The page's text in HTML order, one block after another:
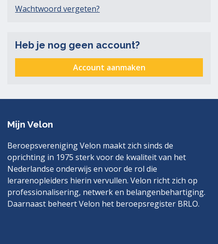
Wachtwoord vergeten?
Heb je nog geen account?
Account aanmaken
Mijn Velon
Beroepsvereniging Velon maakt zich sinds de
oprichting in 1975 sterk voor de kwaliteit van het
Nederlandse onderwijs en voor de rol die
lerarenopleiders hierin vervullen. Velon richt zich op
professionalisering, netwerk en belangenbehartiging.
Daarnaast beheert Velon het beroepsregister BRLO.